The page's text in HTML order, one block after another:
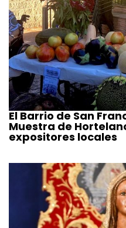
El Barrio de San
Muestra de
expositores locales